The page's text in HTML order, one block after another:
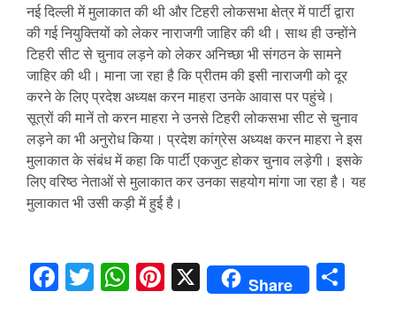
नई दिल्ली में मुलाकात की थी और टिहरी लोकसभा क्षेत्र में पार्टी द्वारा
की गई नियुक्तियों को लेकर नाराजगी जाहिर की थी। साथ ही उन्होंने
टिहरी सीट से चुनाव लड़ने को लेकर अनिच्छा भी संगठन के सामने
जाहिर की थी। माना जा रहा है कि प्रीतम की इसी नाराजगी को दूर
करने के लिए प्रदेश अध्यक्ष करन माहरा उनके आवास पर पहुंचे।
सूत्रों की मानें तो करन माहरा ने उनसे टिहरी लोकसभा सीट से चुनाव
लड़ने का भी अनुरोध किया। प्रदेश कांग्रेस अध्यक्ष करन माहरा ने इस
मुलाकात के संबंध में कहा कि पार्टी एकजुट होकर चुनाव लड़ेगी। इसके
लिए वरिष्ठ नेताओं से मुलाकात कर उनका सहयोग मांगा जा रहा है। यह
मुलाकात भी उसी कड़ी में हुई है।
Facebook
Twitter
WhatsApp
Pinterest
X Share